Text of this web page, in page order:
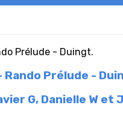
Rando Prélude -
G, Danielle W et